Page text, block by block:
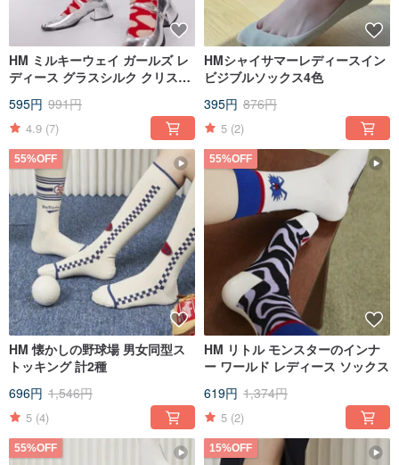
HM ミルキーウェイ ガールズ レ
ディース グラスシルク クリスタ
595円 991円
4.9 (7)
HMシャイサマーレディースイン
ビジブルソックス4色
395円 876円
5 (2)
55%OFF
HM 懐かしの野球場 男女同型ス
トッキング 計2種
696円 1,546円
5 (4)
55%OFF
HM リトル モンスターのインナ
ー ワールド レディース ソックス
619円 1,374円
5 (2)
55%OFF 15%OFF